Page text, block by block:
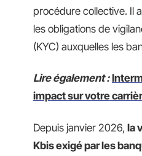
procédure collective. Il
les obligations de
(KYC) auxquelles les
Lire également :
impact sur votre
Depuis janvier 2026, la
Kbis exigé par les